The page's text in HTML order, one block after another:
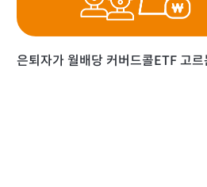
은퇴자가 월배당 커버드콜ETF 고르